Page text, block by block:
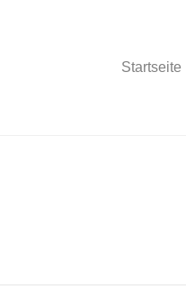
Startseite